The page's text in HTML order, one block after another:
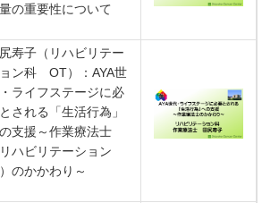
の重要性について
寿子（リハビリテー
ン科 OT）：AYA世
ライフステージに必
される「生活行為」
支援～作業療法士
リハビリテーション
のかかわり～